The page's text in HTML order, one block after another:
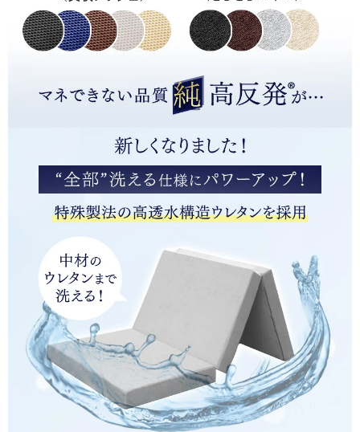
一度に三つの商品を購入しましたが、すべてバラバラに届きま
した。そのうちの一つのマットレスがめちゃくちゃ
一度に三つの商品を購入しましたが、すべてバラバラに届きま
す。配送業者で変わってくるのか、そもそもその商品の匂いな
のか、
同じような方いたら対応策教えていただきたいです。
>>タンスのゲンが返信しました
この度は、タンスのゲンをご利用いただき誠にありがとう
ございます。
当商品の匂いに関しまして、大変ご迷惑をおかけしており
ます。
開封後、風通しの良い場所に置いていただくと改善するケ
ースがありますので、お試しいただけますと幸いです。
何卒よろしくお願いいたします。
07/30/2026
tansu-gen672176
丈夫さ、使いやすさ！どれも気に入っています！